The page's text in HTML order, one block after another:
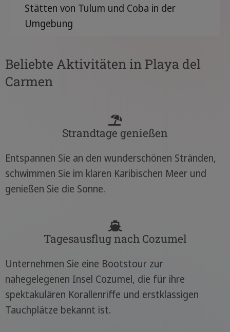
Stätten von Tulum und Coba in der
Umgebung
Beliebte Aktivitäten in Playa del
Carmen
Strandtage genießen
Entspannen Sie an den wunderschönen Stränden,
schwimmen Sie im klaren Karibischen Meer und
genießen Sie die Sonne.
Tagesausflug nach Cozumel
Unternehmen Sie eine Bootstour zur
nahegelegenen Insel Cozumel, die für ihre
spektakulären Korallenriffe und erstklassigen
Tauchplätze bekannt ist.